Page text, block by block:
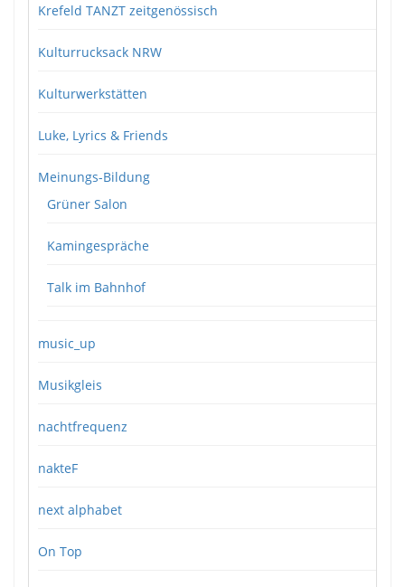
Krefeld TANZT zeitgenössisch
Kulturrucksack NRW
Kulturwerkstätten
Luke, Lyrics & Friends
Meinungs-Bildung
Grüner Salon
Kamingespräche
Talk im Bahnhof
music_up
Musikgleis
nachtfrequenz
nakteF
next alphabet
On Top